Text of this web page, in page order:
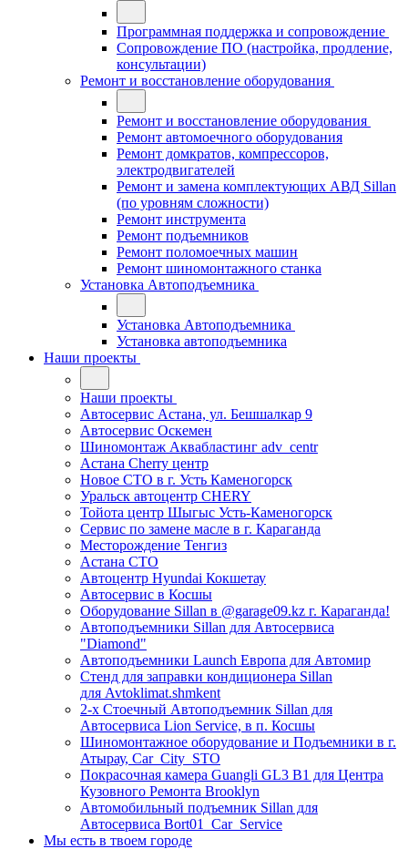
Программная поддержка и сопровождение
Сопровождение ПО (настройка, продление,
консультации)
Ремонт и восстановление оборудования
Ремонт и восстановление оборудования
Ремонт автомоечного оборудования
Ремонт домкратов, компрессоров,
электродвигателей
Ремонт и замена комплектующих АВД Sillan
(по уровням сложности)
Ремонт инструмента
Ремонт подъемников
Ремонт поломоечных машин
Ремонт шиномонтажного станка
Установка Автоподъемника
Установка Автоподъемника
Установка автоподъемника
Наши проекты
Наши проекты
Автосервис Астана, ул. Бешшалкар 9
Автосервис Оскемен
Шиномонтаж Аквабластинг adv_centr
Астана Cherry центр
Новое СТО в г. Усть Каменогорск
Уральск автоцентр CHERY
Тойота центр Шыгыс Усть-Каменогорск
Сервис по замене масле в г. Караганда
Месторождение Тенгиз
Астана СТО
Автоцентр Hyundai Кокшетау
Автосервис в Косшы
Оборудование Sillan в @garage09.kz г. Караганда!
Автоподъемники Sillan для Автосервиса
"Diamond"
Автоподъемники Launch Европа для Автомир
Стенд для заправки кондиционера Sillan
для Avtoklimat.shmkent
2-х Стоечный Автоподъемник Sillan для
Автосервиса Lion Service, в п. Косшы
Шиномонтажное оборудование и Подъемники в г.
Атырау, Car_City_STO
Покрасочная камера Guangli GL3 B1 для Центра
Кузовного Ремонта Brooklyn
Автомобильный подъемник Sillan для
Автосервиса Bort01_Car_Service
Мы есть в твоем городе